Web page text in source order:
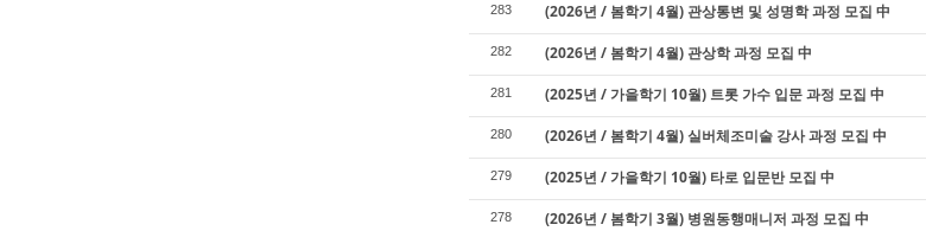
283 (2026년 / 봄학기 4월) 관상통변 및 성명학 과정 모집 中
282 (2026년 / 봄학기 4월) 관상학 과정 모집 中
281 (2025년 / 가을학기 10월) 트롯 가수 입문 과정 모집 中
280 (2026년 / 봄학기 4월) 실버체조미술 강사 과정 모집 中
279 (2025년 / 가을학기 10월) 타로 입문반 모집 中
278 (2026년 / 봄학기 3월) 병원동행매니저 과정 모집 中